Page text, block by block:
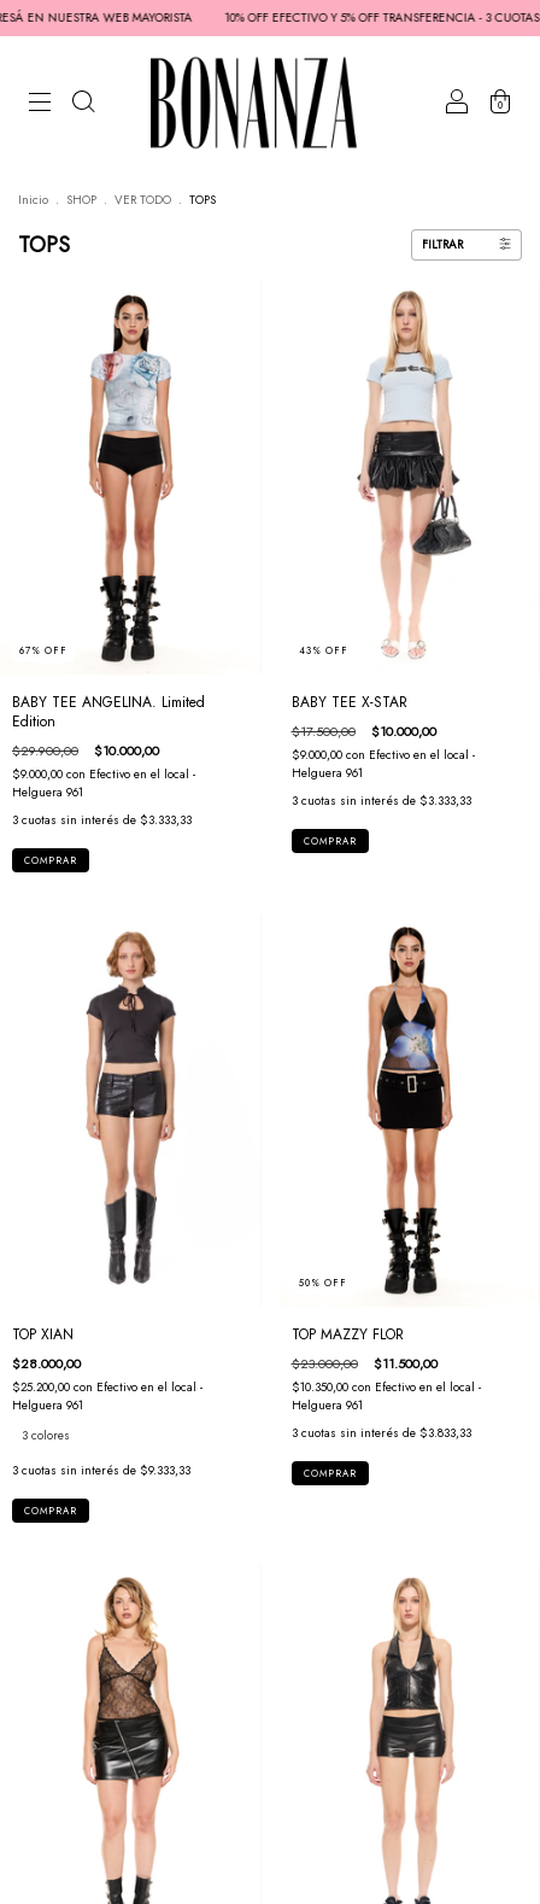
WEB MAYORISTA 10% OFF EFECTIVO Y 5% OFF TRANSFERENCIA - 3 CUOTAS SIN
0
Inicio . SHOP . VER TODO . TOPS
TOPS FILTRAR
67% OFF
BABY TEE ANGELINA. Limited
Edition
$29.900,00 $10.000,00
$9.000,00 con Efectivo en el local -
Helguera 961
3 cuotas sin interés de $3.333,33
COMPRAR
43% OFF
BABY TEE X-STAR
$17.500,00 $10.000,00
$9.000,00 con Efectivo en el local -
Helguera 961
3 cuotas sin interés de $3.333,33
COMPRAR
TOP XIAN
$28.000,00
$25.200,00 con Efectivo en el local -
Helguera 961
3 colores
3 cuotas sin interés de $9.333,33
COMPRAR
50% OFF
TOP MAZZY FLOR
$23.000,00 $11.500,00
$10.350,00 con Efectivo en el local -
Helguera 961
3 cuotas sin interés de $3.833,33
COMPRAR